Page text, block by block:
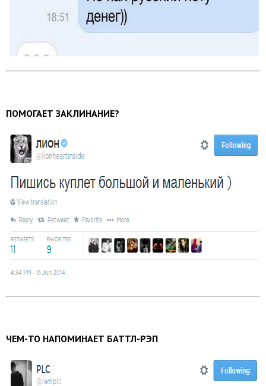
ПОМОГАЕТ ЗАКЛИНАНИЕ?
ЧЕМ-ТО НАПОМИНАЕТ БАТТЛ-РЭП